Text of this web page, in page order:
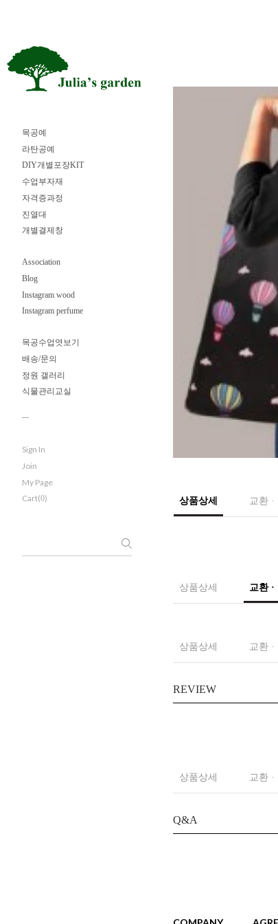
목공예
라탄공예
DIY개별포장KIT
수업부자재
자격증과정
진열대
개별결제창
Association
Blog
Instagram wood
Instagram perfume
목공수업엿보기
배송/문의
정원 갤러리
식물관리교실
Sign In
Join
My Page
Cart(0) 상품상세 교환 ·
상품상세 교환 ·
상품상세 교환 ·
REVIEW
상품상세 교환 ·
Q&A